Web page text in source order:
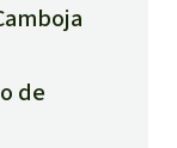
de